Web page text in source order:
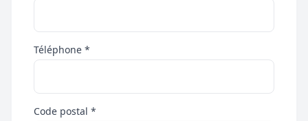
Téléphone *
Code postal *